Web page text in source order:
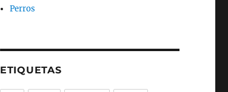
Perros
ETIQUETAS